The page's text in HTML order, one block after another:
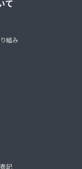
て
組み
記